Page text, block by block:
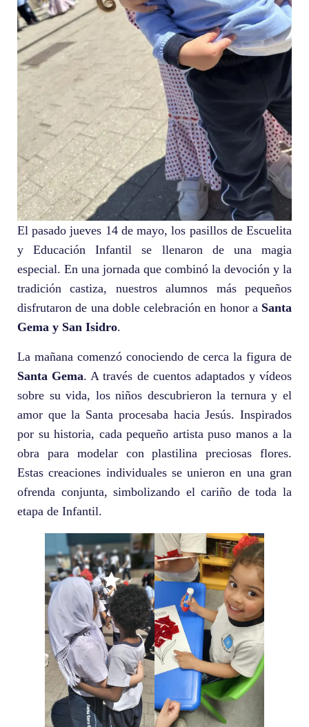
El pasado jueves 14 de mayo, los pasillos de Escuelita
y Educación Infantil se llenaron de una magia
especial. En una jornada que combinó la devoción y la
tradición castiza, nuestros alumnos más pequeños
disfrutaron de una doble celebración en honor a Santa
Gema y San Isidro.
La mañana comenzó conociendo de cerca la figura de
Santa Gema. A través de cuentos adaptados y vídeos
sobre su vida, los niños descubrieron la ternura y el
amor que la Santa procesaba hacia Jesús. Inspirados
por su historia, cada pequeño artista puso manos a la
obra para modelar con plastilina preciosas flores.
Estas creaciones individuales se unieron en una gran
ofrenda conjunta, simbolizando el cariño de toda la
etapa de Infantil.